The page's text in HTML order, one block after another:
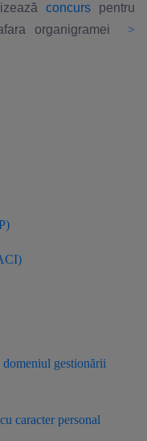
concurs
pentru
organigramei
>
gestionării
caracter personal